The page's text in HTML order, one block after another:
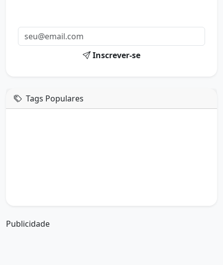
Inscrever-se
Tags Populares
Publicidade